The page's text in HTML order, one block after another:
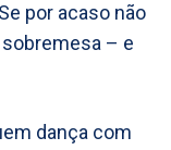
por acaso não
– e
dança com